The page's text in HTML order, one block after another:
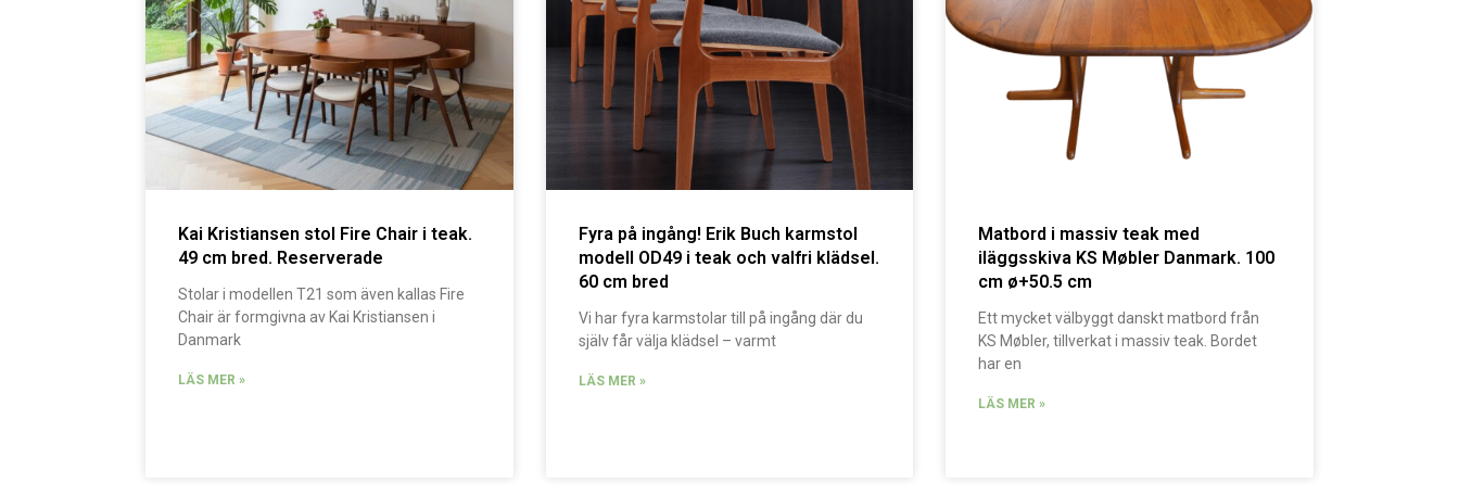
Kai Kristiansen stol Fire Chair i teak.
49 cm bred. Reserverade
Stolar i modellen T21 som även kallas Fire
Chair är formgivna av Kai Kristiansen i
Danmark
LÄS MER »
Fyra på ingång! Erik Buch karmstol
modell OD49 i teak och valfri klädsel.
60 cm bred
Vi har fyra karmstolar till på ingång där du
själv får välja klädsel – varmt
LÄS MER »
Matbord i massiv teak med
iläggsskiva KS Møbler Danmark. 100
cm ø+50.5 cm
Ett mycket välbyggt danskt matbord från
KS Møbler, tillverkat i massiv teak. Bordet
har en
LÄS MER »